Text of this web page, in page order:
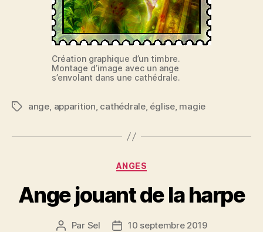
Création graphique d’un timbre.
Montage d’image avec un ange
s’envolant dans une cathédrale.
Étiquettes
ange apparition cathédrale, église, magie
Catégories
ANGES
Ange jouant de la harpe
Auteur
Par Sel
Date10 septembre 2019